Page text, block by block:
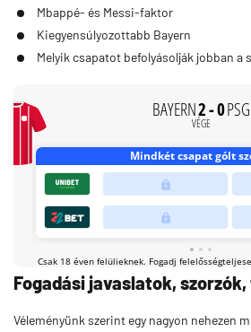
Mbappé- és Messi-faktor
Kiegyensúlyozottabb Bayern
Melyik csapatot befolyásolják jobban a
Fogadási javaslatok,
Véleményünk szerint egy nagyon nehezen